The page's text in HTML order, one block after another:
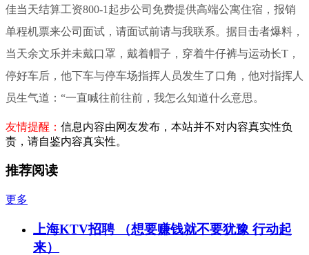
佳当天结算工资800-1起步公司免费提供高端公寓住宿，报销
单程机票来公司面试，请面试前请与我联系。据目击者爆料，
当天余文乐并未戴口罩，戴着帽子，穿着牛仔裤与运动长T，
停好车后，他下车与停车场指挥人员发生了口角，他对指挥人
员生气道：“一直喊往前往前，我怎么知道什么意思。
友情提醒： 信息内容由网友发布，本站并不对内容真实性负
责，请自鉴内容真实性。
推荐阅读
更多
上海KTV招聘 （想要赚钱就不要犹豫 行动起
来）